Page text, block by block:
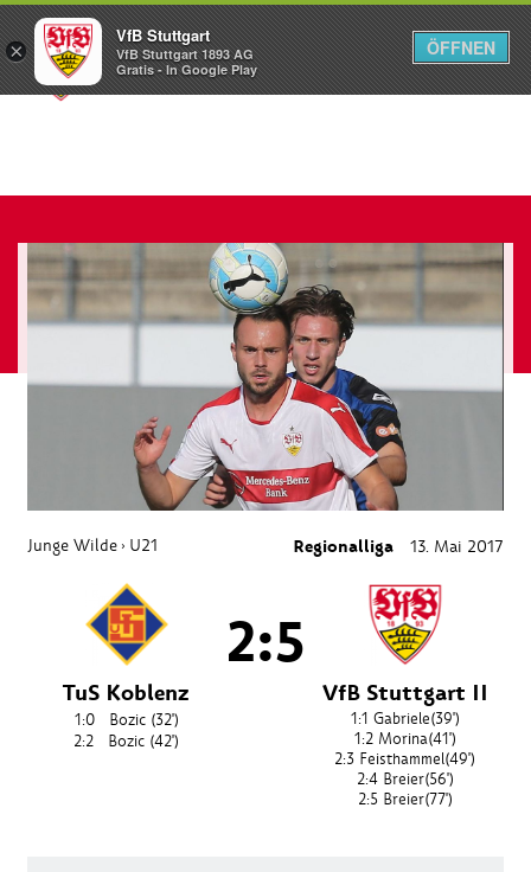
Menü
Junge Wilde › U21 Regionalliga 13. Mai 2017
TuS Koblenz
1:0 Bozic(32')
2:2
Bozic (42')
2:5
VfB Stuttgart II
1:1 Gabriele(39')
1:2 Morina(41')
2:3 Feisthammel(49')
2:4 Breier(56')
2:5 Breier(77')
×
VfB Stuttgart
VfB Stuttgart 1893 AG
Gratis - In Google Play
ÖFFNEN